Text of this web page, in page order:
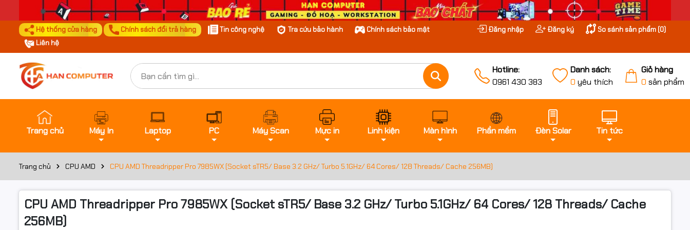
Hệ thống cửa hàng Chính sách đổi trả hàng Tin công nghệ Tra cứu bảo hành
Chính sách bảo mật
Liên hệ
Đăng nhập Đăng ký So sánh sản phẩm (0)
Hotline:
0961 430 383
Danh sách:
0 yêu thích
Giỏ hàng
0 sản phẩm
Trang chủ Máy In Laptop PC Máy Scan Mực in Linh kiện Màn hình Phần mềm Đèn Solar Tin tức
Trang chủ CPU AMD CPU AMD Threadripper Pro 7985WX (Socket sTR5/ Base 3.2 GHz/ Turbo 5.1GHz/ 64 Cores/ 128 Threads/ Cache 256MB)
CPU AMD Threadripper Pro 7985WX (Socket sTR5/ Base 3.2 GHz/ Turbo 5.1GHz/ 64 Cores/ 128 Threads/ Cache
256MB)